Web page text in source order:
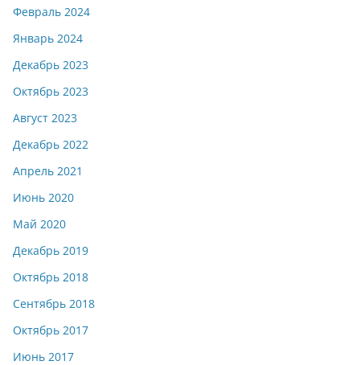
Февраль 2024
Январь 2024
Декабрь 2023
Октябрь 2023
Август 2023
Декабрь 2022
Апрель 2021
Июнь 2020
Май 2020
Декабрь 2019
Октябрь 2018
Сентябрь 2018
Октябрь 2017
Июнь 2017